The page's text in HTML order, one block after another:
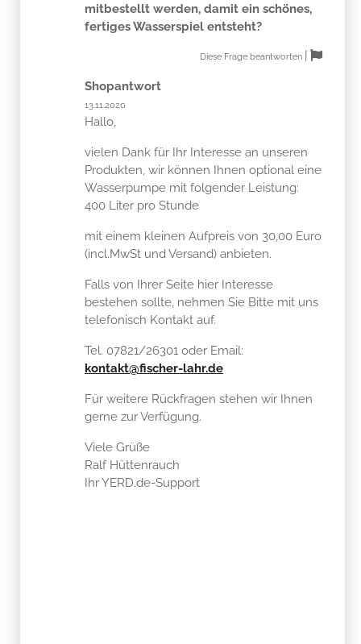
mitbestellt werden, damit ein schönes,
fertiges Wasserspiel entsteht?
Diese Frage beantworten
Shopantwort
13.11.2020
Hallo,
vielen Dank für Ihr Interesse an unseren
Produkten, wir können Ihnen optional eine
Wasserpumpe mit folgender Leistung:
400 Liter pro Stunde
mit einem kleinen Aufpreis von 30,00 Euro
(incl.MwSt und Versand) anbieten.
Falls von Ihrer Seite hier Interesse
bestehen sollte, nehmen Sie Bitte mit uns
telefonisch Kontakt auf.
Tel. 07821/26301 oder Email:
kontakt@fischer-lahr.de
Für weitere Rückfragen stehen wir Ihnen
gerne zur Verfügung.
Viele Grüße
Ralf Hüttenrauch
Ihr YERD.de-Support